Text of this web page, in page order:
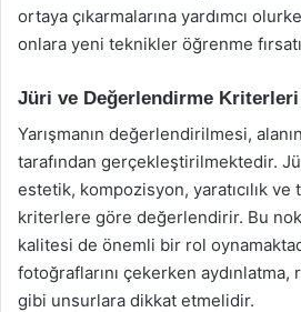
ortaya çıkarmalarına yardımcı
onlara yeni teknikler öğrenme
Jüri ve Değerlendirme Kriterleri
Yarışmanın değerlendirilmesi,
tarafından gerçekleştirilmektedir.
estetik, kompozisyon, yaratıcılık
kriterlere göre değerlendirir. Bu
kalitesi de önemli bir rol
fotoğraflarını çekerken
gibi unsurlara dikkat etmelidir.